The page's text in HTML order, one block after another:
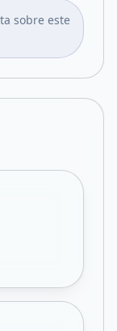
sobre este